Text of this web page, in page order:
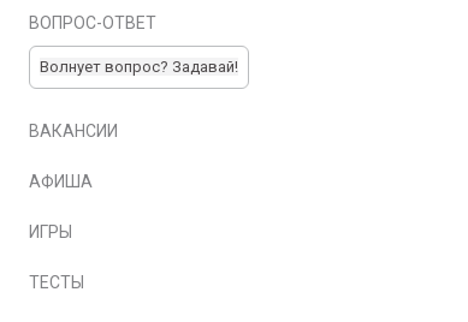
ВОПРОС-ОТВЕТ
Волнует вопрос? Задавай!
ВАКАНСИИ
АФИША
ИГРЫ
ТЕСТЫ